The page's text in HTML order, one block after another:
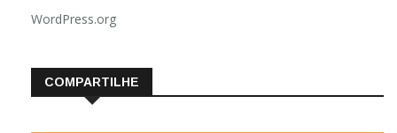
WordPress.org
COMPARTILHE